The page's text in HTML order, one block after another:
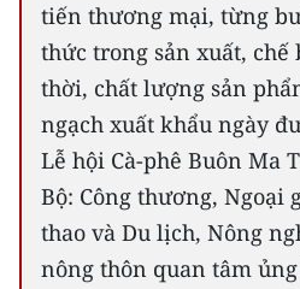
CHUYÊN ĐỀ
CÁC CHUYÊN TRANG
VỀ BÁO NHÂN DÂN
THỜI NAY
NHÂN DÂN CUỐI TUẦN
tiến thương mại, từng
thức trong sản xuất, chế
thời, chất lượng sản
ngạch xuất khẩu ngày
Lễ hội Cà-phê Buôn Ma
Bộ: Công thương, Ngoại
thao và Du lịch, Nông
nông thôn quan tâm